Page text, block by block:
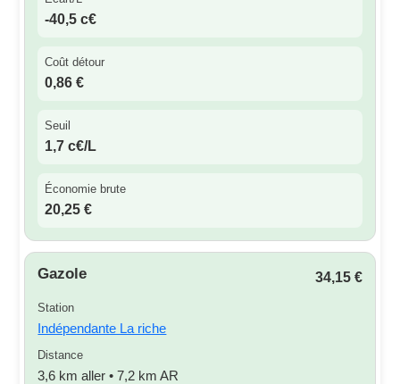
-40,5 c€
Coût détour
0,86 €
Seuil
1,7 c€/L
Économie brute
20,25 €
Gazole 34,15 €
Station
Indépendante La riche
Distance
3,6 km aller • 7,2 km AR